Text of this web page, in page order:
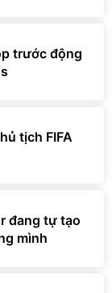
trước động
tịch FIFA
đang tự tạo
mình